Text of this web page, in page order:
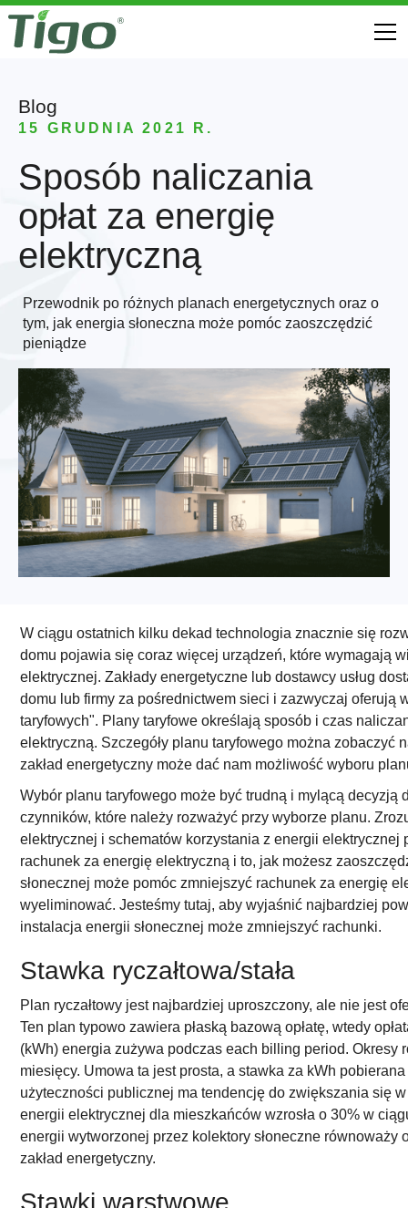
Blog
15 GRUDNIA 2021 R.
Sposób naliczania
opłat za energię
elektryczną
Przewodnik po różnych planach energetycznych oraz o
tym, jak energia słoneczna może pomóc zaoszczędzić
pieniądze
W ciągu ostatnich kilku dekad technologia znacznie się
domu pojawia się coraz więcej urządzeń, które wymagają
elektrycznej. Zakłady energetyczne lub dostawcy usług
domu lub firmy za pośrednictwem sieci i zazwyczaj oferują
taryfowych". Plany taryfowe określają sposób i czas
elektryczną. Szczegóły planu taryfowego można zobaczyć
zakład energetyczny może dać nam możliwość wyboru
Wybór planu taryfowego może być trudną i mylącą decyzją
czynników, które należy rozważyć przy wyborze planu.
elektrycznej i schematów korzystania z energii elektrycznej
rachunek za energię elektryczną i to, jak możesz
słonecznej może pomóc zmniejszyć rachunek za energię
wyeliminować. Jesteśmy tutaj, aby wyjaśnić najbardziej
instalacja energii słonecznej może zmniejszyć rachunki.
Stawka ryczałtowa/stała
Plan ryczałtowy jest najbardziej uproszczony, ale nie jest
Ten plan typowo zawiera płaską bazową opłatę, wtedy
(kWh) energia zużywa podczas each billing period. Okresy
miesięcy. Umowa ta jest prosta, a stawka za kWh
użyteczności publicznej ma tendencję do zwiększania się
energii elektrycznej dla mieszkańców wzrosła o 30% w
energii wytworzonej przez kolektory słoneczne równoważy
zakład energetyczny.
Stawki warstwowe